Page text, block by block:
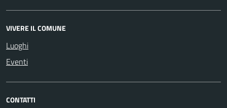
VIVERE IL COMUNE
Luoghi
Eventi
CONTATTI